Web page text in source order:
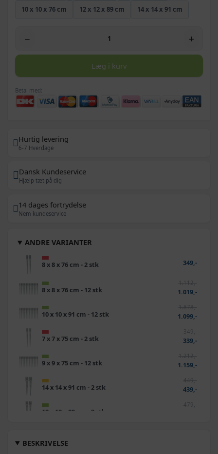
10 x 10 x 76 cm 12 x 12 x 89 cm 14 x 14 x 91 cm
− +
Læg i kurv
Betal med:
Hurtig levering
6-7 Hverdage
Dansk Kundeservice
Hjælp tæt på dig
14 dages fortrydelse
Nem kundeservice
BESKRIVELSE
ANDRE VARIANTER
8 x 8 x 76 cm - 2 stk 349,-
8 x 8 x 76 cm - 12 stk
1.112,-
1.019,-
10 x 10 x 91 cm - 12 stk
1.878,-
1.099,-
7 x 7 x 75 cm - 2 stk
349,-
339,-
9 x 9 x 75 cm - 12 stk
1.212,-
1.159,-
14 x 14 x 91 cm - 2 stk
449,-
439,-
12 x 12 x 89 cm - 2 stk
479,-